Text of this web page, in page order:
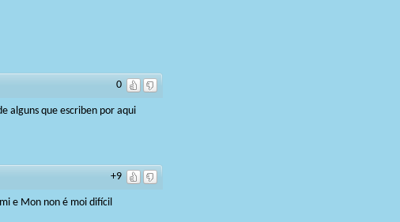
0
alguns que escriben por aqui
+9
e Mon non é moi difícil